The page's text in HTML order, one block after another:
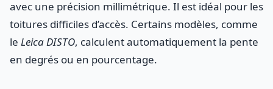
avec une précision millimétrique. Il est idéal pour les
toitures difficiles d’accès. Certains modèles, comme
le Leica DISTO, calculent automatiquement la pente
en degrés ou en pourcentage.